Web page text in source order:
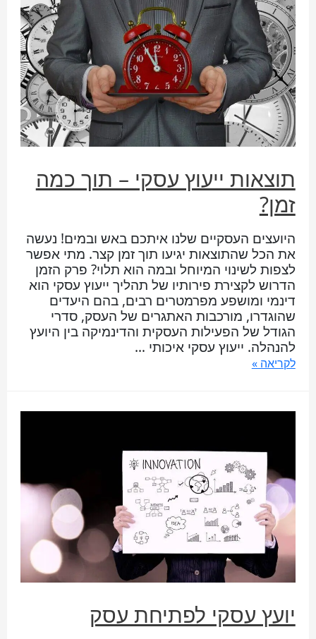
תוצאות ייעוץ עסקי – תוך כמה
זמן?
היועצים העסקיים שלנו איתכם באש ובמים! נעשה
את הכל שהתוצאות יגיעו תוך זמן קצר. מתי אפשר
לצפות לשינוי המיוחל ובמה הוא תלוי? פרק הזמן
הדרוש לקצירת פירותיו של תהליך ייעוץ עסקי הוא
דינמי ומושפע מפרמטרים רבים, בהם היעדים
שהוגדרו, מורכבות האתגרים של העסק, סדרי
הגודל של הפעילות העסקית והדינמיקה בין היועץ
להנהלה. ייעוץ עסקי איכותי …
לקריאה »
יועץ עסקי לפתיחת עסק